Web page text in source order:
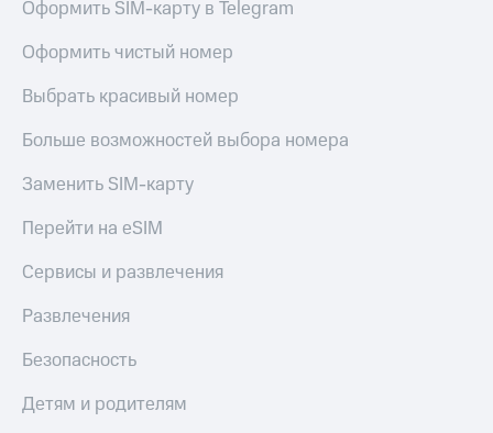
Оформить SIM-карту в Telegram
Оформить чистый номер
Выбрать красивый номер
Больше возможностей выбора номера
Заменить SIM-карту
Перейти на eSIM
Сервисы и развлечения
Развлечения
Безопасность
Детям и родителям